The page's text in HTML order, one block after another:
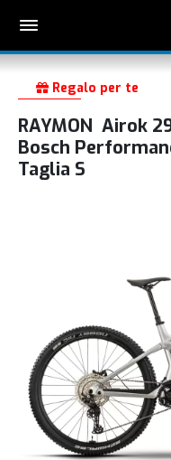
Regalo per te
RAYMON Airok
Bosch
Taglia S